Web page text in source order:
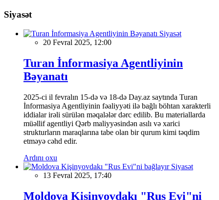
Siyasət
Siyasət
20 Fevral 2025, 12:00
Turan İnformasiya Agentliyinin
Bəyanatı
2025-ci il fevralın 15-də və 18-də Day.az saytında Turan
İnformasiya Agentliyinin fəaliyyəti ilə bağlı böhtan xarakterli
iddialar irəli sürülən məqalələr dərc edilib. Bu materiallarda
müəllif agentliyi Qərb maliyyəsindən asılı və xarici
strukturların maraqlarına tabe olan bir qurum kimi təqdim
etməyə cəhd edir.
Ardını oxu
Siyasət
13 Fevral 2025, 17:40
Moldova Kişinyovdakı "Rus Evi"ni